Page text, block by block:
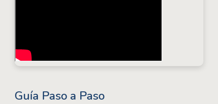
Guía Paso a Paso